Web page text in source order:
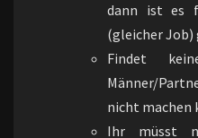
dann ist es
(gleicher Job)
Findet
Männer/
nicht machen
Ihr müsst